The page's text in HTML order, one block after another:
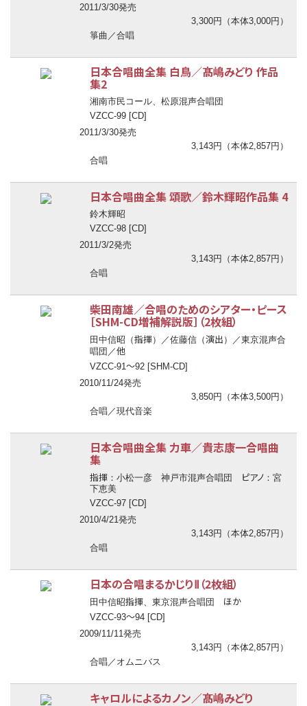
2011/3/30発売
3,300円（本体3,000円）
箏曲／合唱
日本合唱曲全集 白鳥／髙嶋みどり 作品
集2
湘南市民コール、松原混声合唱団
VZCC-99 [CD]
2011/3/30発売
3,143円（本体2,857円）
合唱
日本合唱曲全集 頌歌／鈴木輝昭作品集 4
鈴木輝昭
VZCC-98 [CD]
2011/3/2発売
3,143円（本体2,857円）
合唱
柴田南雄／合唱のためのシアター・ピース
［SHM-CD増補解説版］（2枚組）
田中信昭（指揮）／佐藤信（演出 ）／東京混声合
唱団／他
VZCC-91〜92 [SHM-CD]
2010/11/24発売
3,850円（本体3,500円）
合唱／現代音楽
日本合唱曲全集 力車／貴志康一合唱曲
集
指揮 ：小松一彦 神戸市混声合唱団 ピアノ ：宮
下恵美
VZCC-97 [CD]
2010/4/21発売
3,143円（本体2,857円）
合唱
日本の合唱まるかじりⅡ（2枚組）
田中信昭指揮、東京混声合唱団 ほか
VZCC-93〜94 [CD]
2009/11/11発売
3,143円（本体2,857円）
合唱／オムニバス
キャロルによるカノン／髙嶋みどり